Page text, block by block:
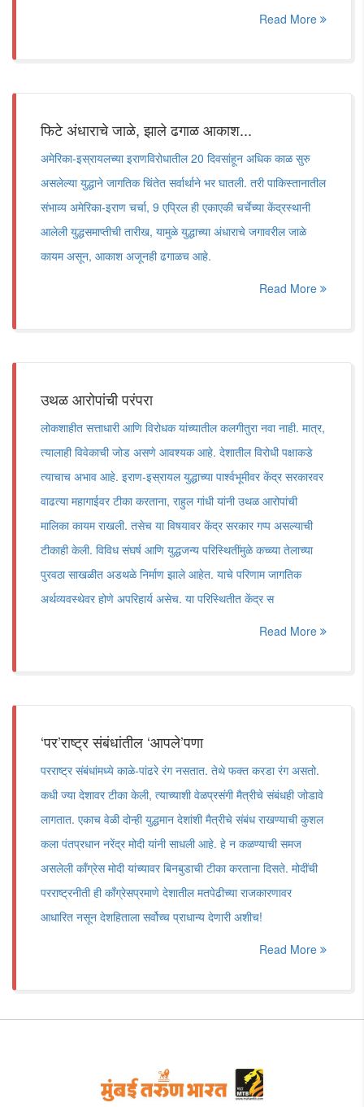
Read More
फिटे अंधाराचे जाळे, झाले ढगाळ आकाश...
अमेरिका-इस्रायलच्या इराणविरोधातील 20 दिवसांहून अधिक काळ सुरु
असलेल्या युद्धाने जागतिक चिंतेत सर्वार्थाने भर घातली. तरी पाकिस्तानातील
संभाव्य अमेरिका-इराण चर्चा, 9 एप्रिल ही एकाएकी चर्चेच्या केंद्रस्थानी
आलेली युद्धसमाप्तीची तारीख, यामुळे युद्धाच्या अंधाराचे जगावरील जाळे
कायम असून, आकाश अजूनही ढगाळच आहे.
Read More
उथळ आरोपांची परंपरा
लोकशाहीत सत्ताधारी आणि विरोधक यांच्यातील कलगीतुरा नवा नाही. मात्र,
त्यालाही विवेकाची जोड असणे आवश्यक आहे. देशातील विरोधी पक्षाकडे
त्याचाच अभाव आहे. इराण-इस्रायल युद्धाच्या पार्श्वभूमीवर केंद्र सरकारवर
वाढत्या महागाईवर टीका करताना, राहुल गांधी यांनी उथळ आरोपांची
मालिका कायम राखली. तसेच या विषयावर केंद्र सरकार गप्प असल्याची
टीकाही केली. विविध संघर्ष आणि युद्धजन्य परिस्थितींमुळे कच्च्या तेलाच्या
पुरवठा साखळीत अडथळे निर्माण झाले आहेत. याचे परिणाम जागतिक
अर्थव्यवस्थेवर होणे अपरिहार्य असेच. या परिस्थितीत केंद्र स
Read More
‘पर‌’राष्ट्र संबंधांतील ‌‘आपले‌’पणा
परराष्ट्र संबंधांमध्ये काळे-पांढरे रंग नसतात. तेथे फक्त करडा रंग असतो.
कधी ज्या देशावर टीका केली, त्याच्याशी वेळप्रसंगी मैत्रीचे संबंधही जोडावे
लागतात. एकाच वेळी दोन्ही युद्धमान देशांशी मैत्रीचे संबंध राखण्याची कुशल
कला पंतप्रधान नरेंद्र मोदी यांनी साधली आहे. हे न कळण्याची समज
असलेली काँग्रेस मोदी यांच्यावर बिनबुडाची टीका करताना दिसते. मोदींची
परराष्ट्रनीती ही काँग्रेसप्रमाणे देशातील मतपेढीच्या राजकारणावर
आधारित नसून देशहिताला सर्वोच्च प्राधान्य देणारी अशीच!
Read More